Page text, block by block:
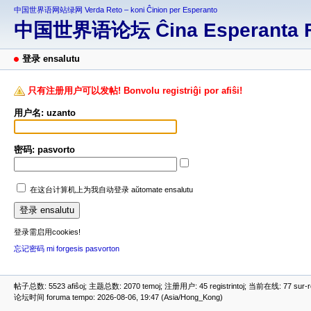
中国世界语网站绿网 Verda Reto – koni Ĉinion per Esperanto
中国世界语论坛 Ĉina Esperanta
登录 ensalutu
只有注册用户可以发帖! Bonvolu registriĝi por afiŝi!
用户名: uzanto
密码: pasvorto
在这台计算机上为我自动登录 aŭtomate ensalutu
登录需启用cookies!
忘记密码 mi forgesis pasvorton
帖子总数: 5523 afiŝoj; 主题总数: 2070 temoj; 注册用户: 45 registrintoj; 当前在线: 77
论坛时间 foruma tempo: 2026-08-06, 19:47 (Asia/Hong_Kong)